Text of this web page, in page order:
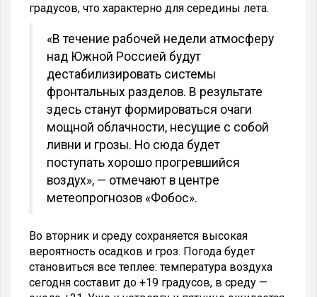
градусов, что характерно для середины лета.
«В течение рабочей недели атмосферу
над Южной Россией будут
дестабилизировать системы
фронтальных разделов. В результате
здесь станут формироваться очаги
мощной облачности, несущие с собой
ливни и грозы. Но сюда будет
поступать хорошо прогревшийся
воздух», — отмечают в центре
метеопрогнозов «Фобос».
Во вторник и среду сохраняется высокая
вероятность осадков и гроз. Погода будет
становиться все теплее: температура воздуха
сегодня составит до +19 градусов, в среду —